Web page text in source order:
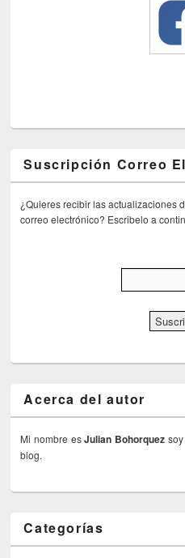
Suscripción Correo
¿Quieres recibir las actualizaciones
correo electrónico? Escribelo a
Acerca del autor
Mi nombre esJulian Bohorquez
blog.
Categorías